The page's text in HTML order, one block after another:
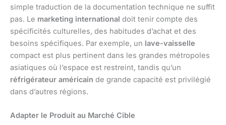
simple traduction de la documentation technique ne suffit
pas. Le marketing international doit tenir compte des
spécificités culturelles, des habitudes d’achat et des
besoins spécifiques. Par exemple, un lave-vaisselle
compact est plus pertinent dans les grandes métropoles
asiatiques où l’espace est restreint, tandis qu’un
réfrigérateur américain de grande capacité est privilégié
dans d’autres régions.
Adapter le Produit au Marché Cible